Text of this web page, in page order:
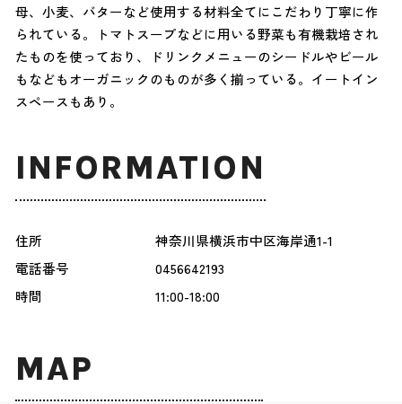
母、小麦、バターなど使用する材料全てにこだわり丁寧に作
られている。トマトスープなどに用いる野菜も有機栽培され
たものを使っており、ドリンクメニューのシードルやビール
もなどもオーガニックのものが多く揃っている。イートイン
スペースもあり。
INFORMATION
住所
神奈川県横浜市中区海岸通1-1
電話番号
0456642193
時間
11:00-18:00
MAP